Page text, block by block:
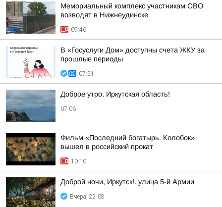
Мемориальный комплекс участникам СВО
возводят в Нижнеудинске
09:46
В «Госуслуги Дом» доступны счета ЖКУ за
прошлые периоды
07:51
Доброе утро, Иркутская область!
07:06
Фильм «Последний богатырь. Колобок»
вышел в российский прокат
10:10
Доброй ночи, Иркутск!. улица 5-й Армии
Вчера, 22:08